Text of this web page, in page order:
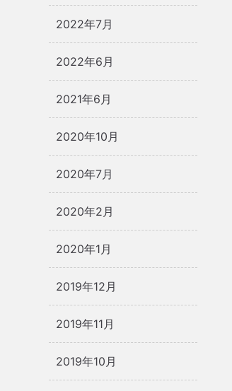
2022年7月
2022年6月
2021年6月
2020年10月
2020年7月
2020年2月
2020年1月
2019年12月
2019年11月
2019年10月